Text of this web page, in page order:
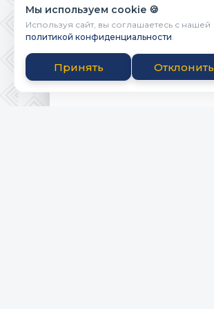
Мы используем cookie 🍪
Используя сайт, вы соглашаетесь с нашей
политикой конфиденциальности.
Принять Отклонить